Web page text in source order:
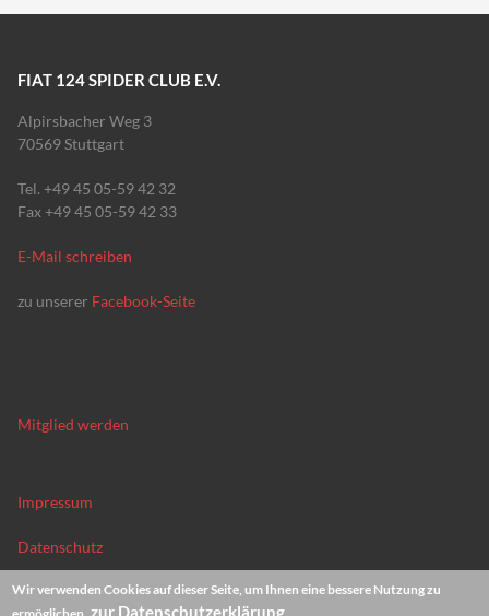
FIAT 124 SPIDER CLUB E.V.
Alpirsbacher Weg 3
70569 Stuttgart
Tel. +49 45 05-59 42 32
Fax +49 45 05-59 42 33
E-Mail schreiben
zu unserer Facebook-Seite
Mitglied werden
Impressum
Datenschutz
News-Archiv
Wir verwenden Cookies auf dieser Seite, um Ihnen eine bessere Nutzung zu
zur Datenschutzerklärung